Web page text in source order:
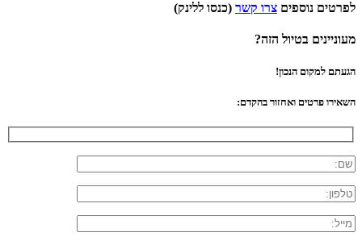
לפרטים נוספים צרו קשר (כנסו ללינק)
מעוניינים בטיול הזה?
הגעתם למקום הנכון!
השאירו פרטים ואחזור בהקדם: